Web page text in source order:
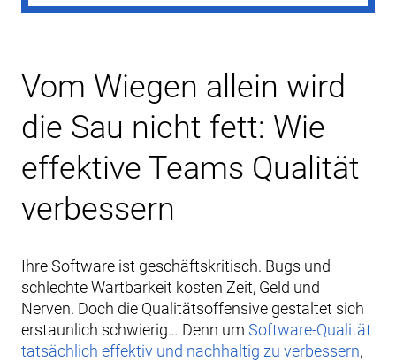
Vom Wiegen allein wird
die Sau nicht fett: Wie
effektive Teams Qualität
verbessern
Ihre Software ist geschäftskritisch. Bugs und
schlechte Wartbarkeit kosten Zeit, Geld und
Nerven. Doch die Qualitätsoffensive gestaltet sich
erstaunlich schwierig… Denn um Software-Qualität
tatsächlich effektiv und nachhaltig zu verbessern,